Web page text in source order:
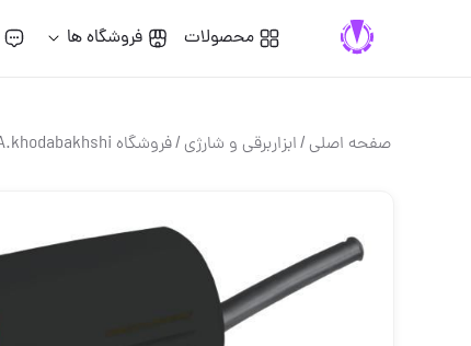
محصولات فروشگاه ها
صفحه اصلی/ابزاربرقی و شارژی/فروشگاه A.khodabakhshi